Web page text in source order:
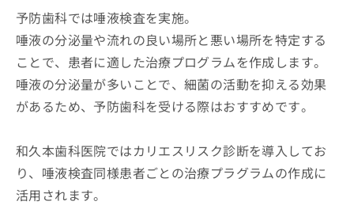
予防歯科では唾液検査を実施。
唾液の分泌量や流れの良い場所と悪い場所を特定する
ことで、患者に適した治療プログラムを作成します。
唾液の分泌量が多いことで、細菌の活動を抑える効果
があるため、予防歯科を受ける際はおすすめです。
和久本歯科医院ではカリエスリスク診断を導入してお
り、唾液検査同様患者ごとの治療プラグラムの作成に
活用されます。